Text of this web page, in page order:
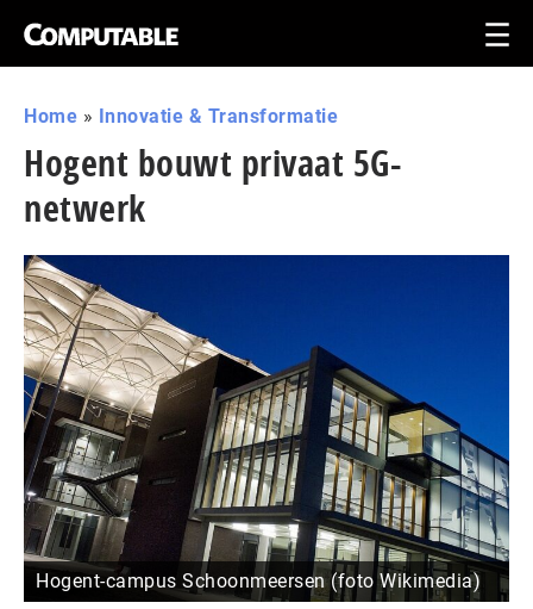
Home » Innovatie & Transformatie
Hogent bouwt privaat 5G-
netwerk
Hogent-campus Schoonmeersen (foto Wikimedia)